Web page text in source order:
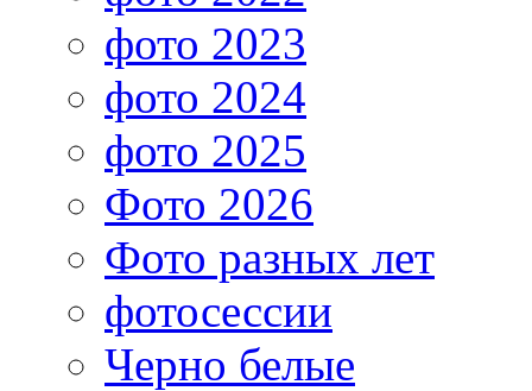
фото 2023
фото 2024
фото 2025
Фото 2026
Фото разных лет
фотосессии
Черно белые